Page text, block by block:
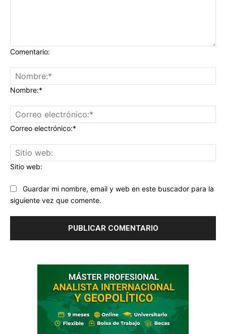
Comentario:
Nombre:*
Correo electrónico:*
Sitio web:
Guardar mi nombre, email y web en este buscador para la
siguiente vez que comente.